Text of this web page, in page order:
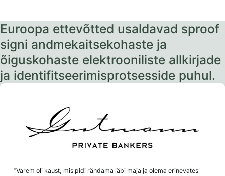
Euroopa ettevõtted usaldavad sproof
signi andmekaitsekohaste ja
õiguskohaste elektrooniliste allkirjade
ja identifitseerimisprotsesside puhul.
"Varem oli kaust, mis pidi rändama läbi maja ja olema erinevates